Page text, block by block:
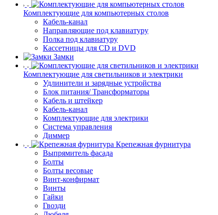
Комплектующие для компьютерных столов
Кабель-канал
Направляющие под клавиатуру
Полка под клавиатуру
Кассетницы для CD и DVD
Замки
Комплектующие для светильников и электрики
Удлинители и зарядные устройства
Блок питания/ Трансформаторы
Кабель и штейкер
Кабель-канал
Комплектующие для электрики
Система управления
Диммер
Крепежная фурнитура
Выпрямитель фасада
Болты
Болты весовые
Винт-конфирмат
Винты
Гайки
Гвозди